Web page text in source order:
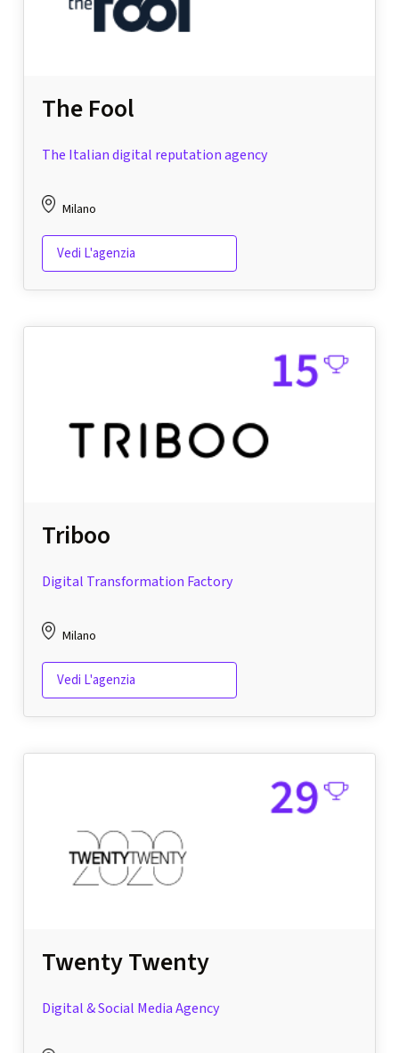
The Fool
The Italian digital reputation agency
Milano
Vedi L'agenzia
Triboo
Digital Transformation Factory
Milano
Vedi L'agenzia
Twenty Twenty
Digital & Social Media Agency